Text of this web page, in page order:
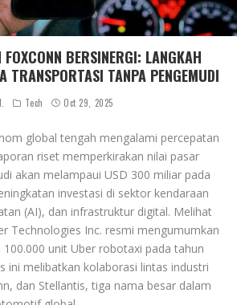
BERSINERGI: LANGKAH
TRANSPORTASI TANPA PENGEMUDI
Tech Oct 29, 2025
global tengah mengalami percepatan
riset memperkirakan nilai pasar
akan melampaui USD 300 miliar pada
investasi di sektor kendaraan
(AI), dan infrastruktur digital. Melihat
Technologies Inc. resmi mengumumkan
unit Uber robotaxi pada tahun
ini melibatkan kolaborasi lintas industri
dan Stellantis, tiga nama besar dalam